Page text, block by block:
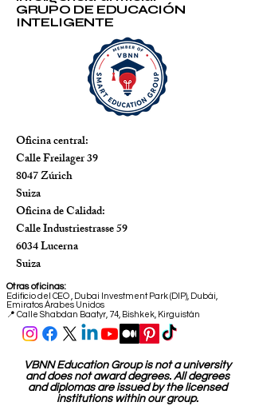
GRUPO DE EDUCACIÓN
INTELIGENTE
Oficina central:
Calle Freilager 39
8047 Zúrich
Suiza
Oficina de Calidad:
Calle Industriestrasse 59
6034 Lucerna
Suiza
Otras oficinas:
Edificio del CEO
Dubai Investment Park (DIP), Dubái,
Emiratos Árabes Unidos
📍 Calle Shabdan Baatyr, 74, Bishkek, Kirguistán
VBNN Education Group is not a university
and does not award degrees. All degrees
and diplomas are issued by the licensed
institutions within our group.